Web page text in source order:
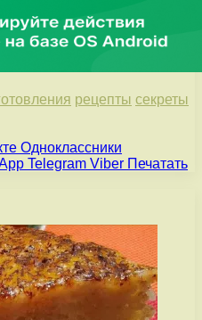
рецепты секреты
Одноклассники
Telegram Viber Печатать